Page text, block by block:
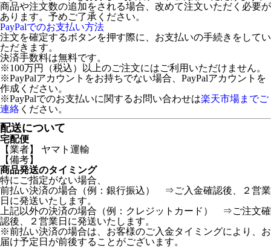
商品や注文数の追加をされる場合、改めて注文いただく必要が
あります。予めご了承ください。
PayPalでのお支払い方法
注文を確定するボタンを押す際に、お支払いの手続きをしてい
ただきます。
決済手数料は無料です。
※100万円（税込）以上のご注文にはご利用いただけません。
※PayPalアカウントをお持ちでない場合、PayPalアカウントを
作成ください。
※PayPalでのお支払いに関するお問い合わせは楽天市場までご
連絡 ください。
配送について
宅配便
【業者】 ヤマト運輸
【備考】
商品発送のタイミング
特にご指定がない場合、
前払い決済の場合（例：銀行振込） ⇒ご入金確認後、２営業
日に発送いたします。
上記以外の決済の場合（例：クレジットカード） ⇒ご注文確
認後、２営業日に発送いたします。
※前払い決済の場合は、お客様のご入金タイミングにより、お
届け予定日が前後することがございます。